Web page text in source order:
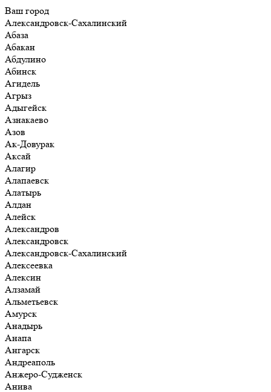
Ваш город
Александровск-Сахалинский
Абаза
Абакан
Абдулино
Абинск
Агидель
Агрыз
Адыгейск
Азнакаево
Азов
Ак-Довурак
Аксай
Алагир
Алапаевск
Алатырь
Алдан
Алейск
Александров
Александровск
Александровск-Сахалинский
Алексеевка
Алексин
Алзамай
Альметьевск
Амурск
Анадырь
Анапа
Ангарск
Андреаполь
Анжеро-Судженск
Анива